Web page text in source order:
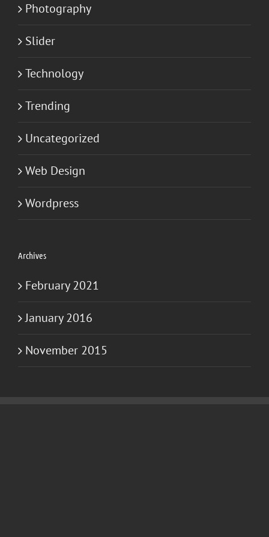
Photography
Slider
Technology
Trending
Uncategorized
Web Design
Wordpress
Archives
February 2021
January 2016
November 2015